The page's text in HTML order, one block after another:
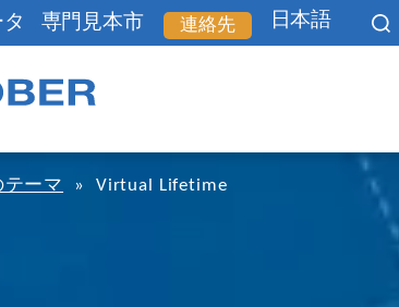
専門見本市 連絡先 日本語
ーマ » Virtual Lifetime